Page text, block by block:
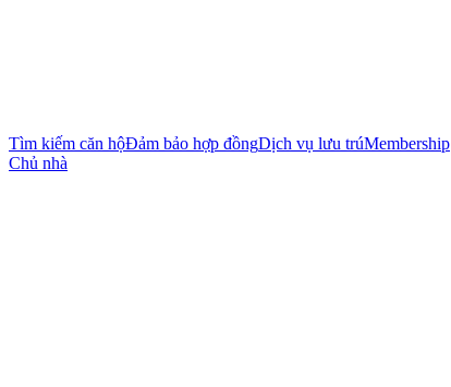
Tìm kiếm căn hộĐảm bảo hợp đồngDịch vụ lưu trúMembership
Chủ nhà